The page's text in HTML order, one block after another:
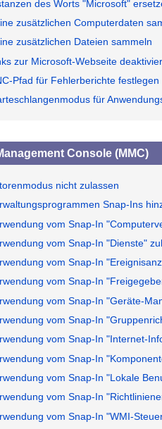
des Worts "Microsoft"
zusätzlichen Computerdaten
zusätzlichen Dateien sammeln
zur Microsoft-Webseite
Pfad für Fehlerberichte festlegen
für
Console (MMC)
nicht zulassen
Snap-Ins
vom Snap-In
vom Snap-In "Dienste"
vom Snap-In
vom Snap-In
vom Snap-In "Geräte-
vom Snap-In
vom Snap-In "Internet-
vom Snap-In
vom Snap-In "Lokale
vom Snap-In
vom Snap-In "WMI-